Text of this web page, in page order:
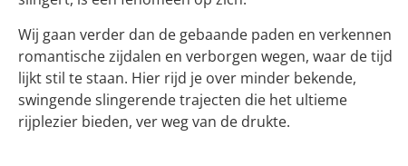
Wij gaan verder dan de gebaande paden en verkennen
romantische zijdalen en verborgen wegen, waar de tijd
lijkt stil te staan. Hier rijd je over minder bekende,
swingende slingerende trajecten die het ultieme
rijplezier bieden, ver weg van de drukte.